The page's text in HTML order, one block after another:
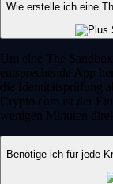
Wie erstelle ich eine
Um eine The
entsprechende App
die Identitätsprüfung
Crypto.com ist der
wenigen Minuten
Benötige ich für jede